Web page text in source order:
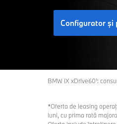
Configurator şi
BMW iX xDrive60¹:
*Oferta de leasing
luni, cu prima rată